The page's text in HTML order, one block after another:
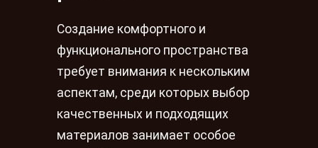
Создание комфортного и
функционального пространства
требует внимания к нескольким
аспектам, среди которых выбор
качественных и подходящих
материалов занимает особое